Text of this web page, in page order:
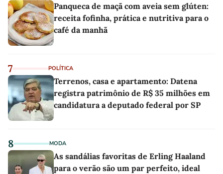
Panqueca de maçã com aveia sem glúten:
receita fofinha, prática e nutritiva para o
café da manhã
7 POLÍTICA
Terrenos, casa e apartamento: Datena
registra patrimônio de R$ 35 milhões em
candidatura a deputado federal por SP
8 MODA
As sandálias favoritas de Erling Haaland
para o verão são um par perfeito, ideal